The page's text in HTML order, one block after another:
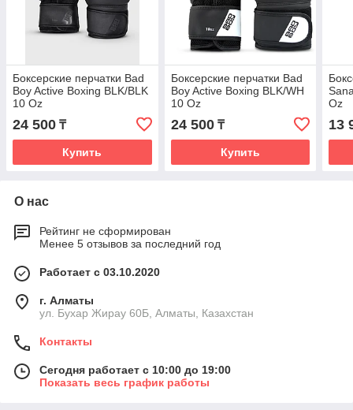
Боксерские перчатки Bad
Boy Active Boxing BLK/BLK
10 Oz
24 500 ₸
Купить
Боксерские перчатки Bad
Boy Active Boxing BLK/WH
10 Oz
24 500₸
Купить
Oz
13
О нас
Рейтинг не сформирован
Менее 5 отзывов за последний год
Работает с 03.10.2020
г. Алматы
ул. Бухар Жирау 60Б, Алматы, Казахстан
Контакты
Сегодня работает с 10:00 до 19:00
Показать весь график работы